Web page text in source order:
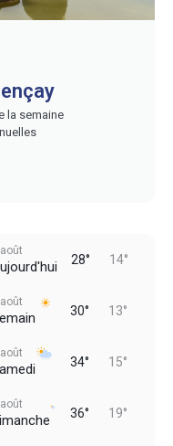
la semaine
28° 14°
30° 13°
34° 15°
36° 19°